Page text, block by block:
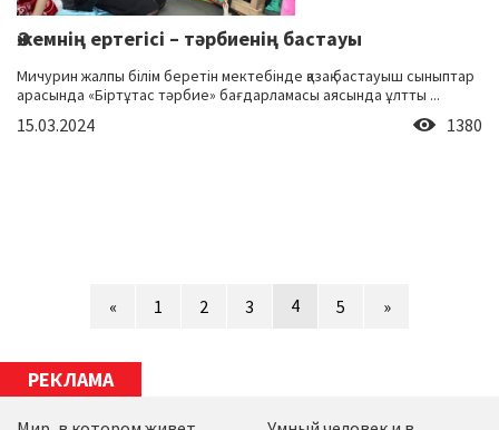
Әжемнің ертегісі – тәрбиенің бастауы
Мичурин жалпы білім беретін мектебінде қазақ бастауыш сыныптар
арасында «Біртұтас тәрбие» бағдарламасы аясында ұлтты ...
15.03.2024 1380
« 1 2 3 4 5 »
РЕКЛАМА